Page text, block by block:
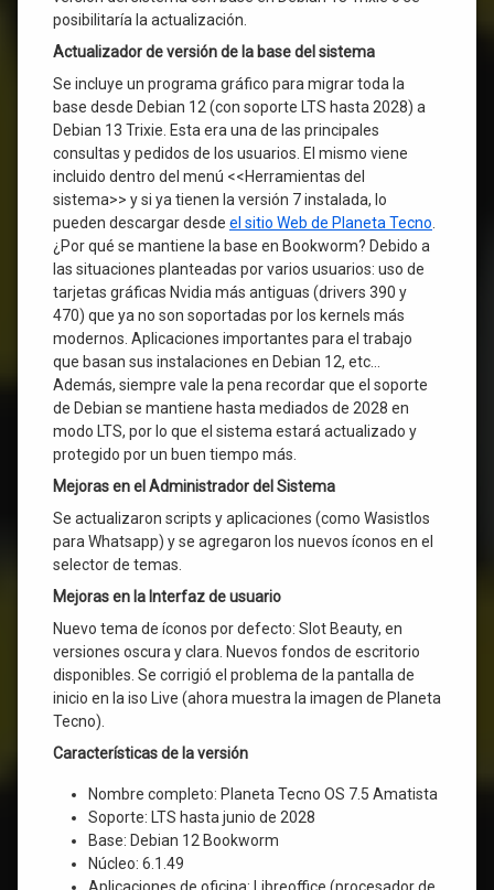
posibilitaría la actualización.
Actualizador de versión de la base del sistema
Se incluye un programa gráfico para migrar toda la
base desde Debian 12 (con soporte LTS hasta 2028) a
Debian 13 Trixie. Esta era una de las principales
consultas y pedidos de los usuarios. El mismo viene
incluido dentro del menú <<Herramientas del
sistema>> y si ya tienen la versión 7 instalada, lo
pueden descargar desde el sitio Web de Planeta Tecno
¿Por qué se mantiene la base en Bookworm? Debido a
las situaciones planteadas por varios usuarios: uso de
tarjetas gráficas Nvidia más antiguas (drivers 390 y
470) que ya no son soportadas por los kernels más
modernos. Aplicaciones importantes para el trabajo
que basan sus instalaciones en Debian 12, etc…
Además, siempre vale la pena recordar que el soporte
de Debian se mantiene hasta mediados de 2028 en
modo LTS, por lo que el sistema estará actualizado y
protegido por un buen tiempo más.
Mejoras en el Administrador del Sistema
Se actualizaron scripts y aplicaciones (como Wasistlos
para Whatsapp) y se agregaron los nuevos íconos en el
selector de temas.
Mejoras en la Interfaz de usuario
Nuevo tema de íconos por defecto: Slot Beauty, en
versiones oscura y clara. Nuevos fondos de escritorio
disponibles. Se corrigió el problema de la pantalla de
inicio en la iso Live (ahora muestra la imagen de Planeta
Tecno).
Características de la versión
Nombre completo: Planeta Tecno OS 7.5 Amatista
Soporte: LTS hasta junio de 2028
Base: Debian 12 Bookworm
Núcleo: 6.1.49
Aplicaciones de oficina: Libreoffice (procesador de